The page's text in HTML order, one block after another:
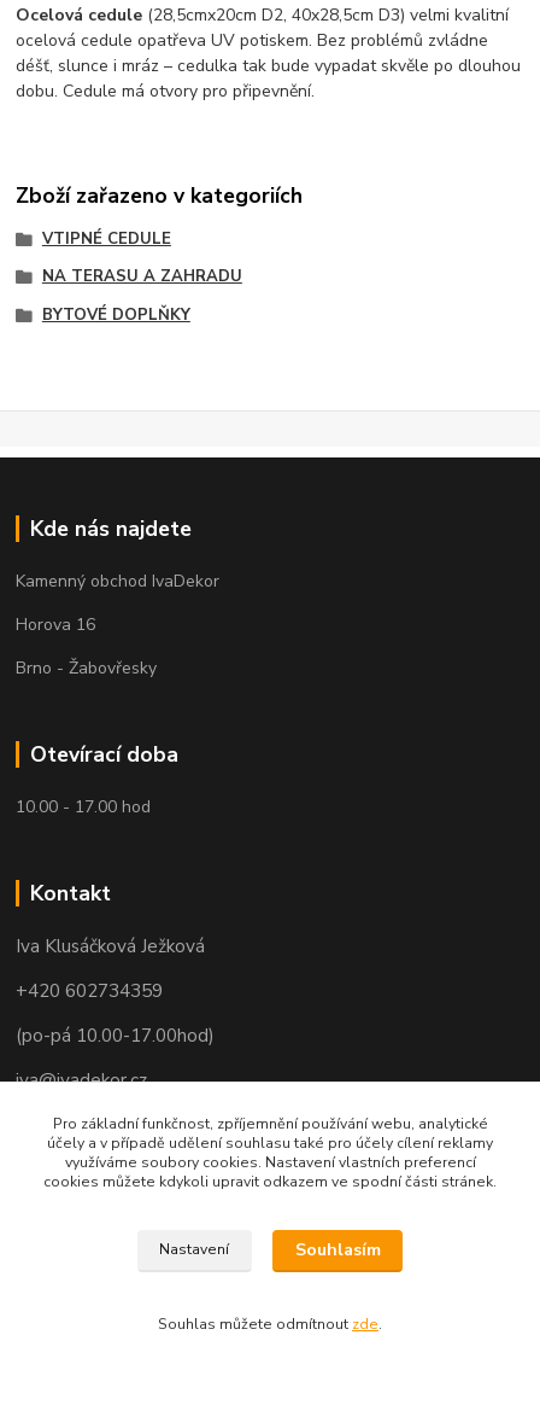
Ocelová cedule (28,5cmx20cm D2, 40x28,5cm D3) velmi kvalitní
ocelová cedule opatřeva UV potiskem. Bez problémů zvládne
déšť, slunce i mráz – cedulka tak bude vypadat skvěle po dlouhou
dobu. Cedule má otvory pro připevnění.
Zboží zařazeno v kategoriích
VTIPNÉ CEDULE
NA TERASU A ZAHRADU
BYTOVÉ DOPLŇKY
Kde nás najdete
Kamenný obchod IvaDekor
Horova 16
Brno - Žabovřesky
Otevírací doba
10.00 - 17.00 hod
Kontakt
Iva Klusáčková Ježková
+420 602734359
(po-pá 10.00-17.00hod)
iva@ivadekor.cz
Pro základní funkčnost, zpříjemnění používání webu, analytické
účely a v případě udělení souhlasu také pro účely cílení reklamy
využíváme soubory cookies. Nastavení vlastních preferencí
cookies můžete kdykoli upravit odkazem ve spodní části stránek.
Nastavení Souhlasím
Souhlas můžete odmítnout zde.